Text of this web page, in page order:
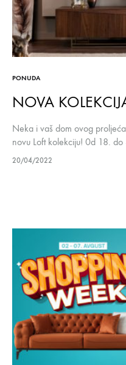
PONUDA
NOVA
Neka i vaš dom ovog
novu Loft kolekciju! 0d 18.
House i iskoristite do 15%
20/04/2022